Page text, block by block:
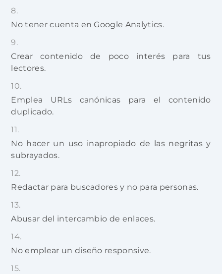
No tener cuenta en Google Analytics.
Crear contenido de poco interés para tus
lectores.
Emplea URLs canónicas para el contenido
duplicado.
No hacer un uso inapropiado de las negritas y
subrayados.
Redactar para buscadores y no para personas.
Abusar del intercambio de enlaces.
No emplear un diseño responsive.